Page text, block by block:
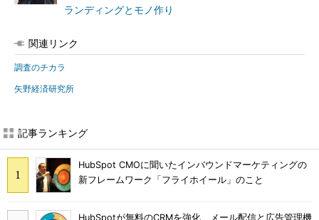
ランディングとモノ作り
関連リンク
調査のチカラ
矢野経済研究所
記事ランキング
HubSpot CMOに聞いたインバウンドマーケティングの
新フレームワーク「フライホイール」のこと
HubSpotが無料のCRMを強化、メール配信と広告管理機